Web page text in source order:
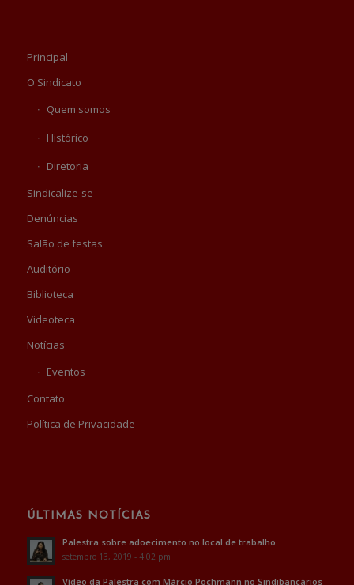
Principal
O Sindicato
Quem somos
Histórico
Diretoria
Sindicalize-se
Denúncias
Salão de festas
Auditório
Biblioteca
Videoteca
Notícias
Eventos
Contato
Política de Privacidade
ÚLTIMAS NOTÍCIAS
Palestra sobre adoecimento no local de trabalho
setembro 13, 2019 - 4:02 pm
Vídeo da Palestra com Márcio Pochmann no Sindibancários